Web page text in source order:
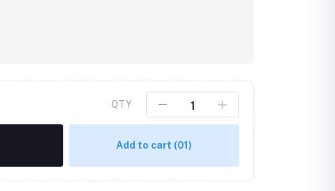
QTY
Add to cart (01)